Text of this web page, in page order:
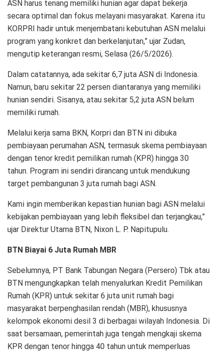
ASN harus tenang memiliki hunian agar dapat bekerja
secara optimal dan fokus melayani masyarakat. Karena itu
KORPRI hadir untuk menjembatani kebutuhan ASN melalui
program yang konkret dan berkelanjutan,” ujar Zudan,
mengutip keterangan resmi, Selasa (26/5/2026).
Dalam catatannya, ada sekitar 6,7 juta ASN di Indonesia.
Namun, baru sekitar 22 persen diantaranya yang memiliki
hunian sendiri. Sisanya, atau sekitar 5,2 juta ASN belum
memiliki rumah.
Melalui kerja sama BKN, Korpri dan BTN ini dibuka
pembiayaan perumahan ASN, termasuk skema pembiayaan
dengan tenor kredit pemilikan rumah (KPR) hingga 30
tahun. Program ini sendiri dirancang untuk mendukung
target pembangunan 3 juta rumah bagi ASN.
Kami ingin memberikan kepastian hunian bagi ASN melalui
kebijakan pembiayaan yang lebih fleksibel dan terjangkau,”
ujar Direktur Utama BTN, Nixon L. P. Napitupulu.
BTN Biayai 6 Juta Rumah MBR
Sebelumnya, PT Bank Tabungan Negara (Persero) Tbk atau
BTN mengungkapkan telah menyalurkan Kredit Pemilikan
Rumah (KPR) untuk sekitar 6 juta unit rumah bagi
masyarakat berpenghasilan rendah (MBR), khususnya
kelompok ekonomi desil 3 di berbagai wilayah Indonesia. Di
saat bersamaan, pemerintah juga tengah mengkaji skema
KPR dengan tenor hingga 40 tahun untuk memperluas